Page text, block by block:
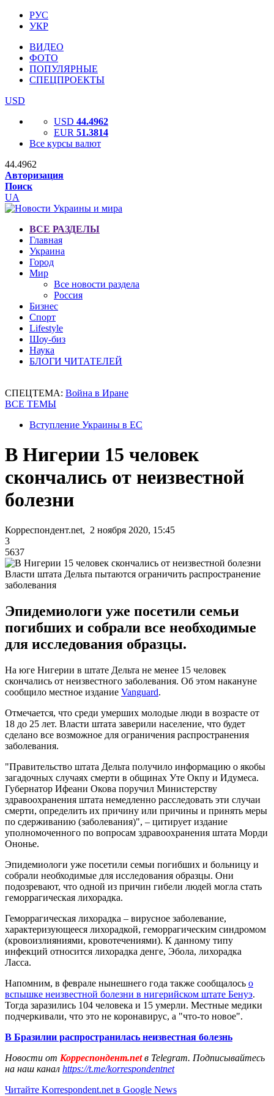
РУС
УКР
ВИДЕО
ФОТО
ПОПУЛЯРНЫЕ
СПЕЦПРОЕКТЫ
USD
USD 44.4962
EUR 51.3814
Все курсы валют
44.4962
Авторизация
Поиск
UA
ВСЕ РАЗДЕЛЫ
Главная
Украина
Город
Мир
Все новости раздела
Россия
Бизнес
Спорт
Lifestyle
Шоу-биз
Наука
БЛОГИ ЧИТАТЕЛЕЙ
СПЕЦТЕМА: Война в Иране
ВСЕ ТЕМЫ
Вступление Украины в ЕС
В Нигерии 15 человек
скончались от неизвестной
болезни
Корреспондент.net, 2 ноября 2020, 15:45
3
5637
Власти штата Дельта пытаются ограничить распространение
заболевания
Эпидемиологи уже посетили семьи
погибших и собрали все необходимые
для исследования образцы.
На юге Нигерии в штате Дельта не менее 15 человек
скончались от неизвестного заболевания. Об этом накануне
сообщило местное издание Vanguard.
Отмечается, что среди умерших молодые люди в возрасте от
18 до 25 лет. Власти штата заверили население, что будет
сделано все возможное для ограничения распространения
заболевания.
"Правительство штата Дельта получило информацию о якобы
загадочных случаях смерти в общинах Уте Окпу и Идумеса.
Губернатор Ифеани Окова поручил Министерству
здравоохранения штата немедленно расследовать эти случаи
смерти, определить их причину или причины и принять меры
по сдерживанию (заболевания)", – цитирует издание
уполномоченного по вопросам здравоохранения штата Морди
Ононье.
Эпидемиологи уже посетили семьи погибших и больницу и
собрали необходимые для исследования образцы. Они
подозревают, что одной из причин гибели людей могла стать
геморрагическая лихорадка.
Геморрагическая лихорадка – вирусное заболевание,
характеризующееся лихорадкой, геморрагическим синдромом
(кровоизлияниями, кровотечениями). К данному типу
инфекций относится лихорадка денге, Эбола, лихорадка
Ласса.
Напомним, в феврале нынешнего года также сообщалось о
вспышке неизвестной болезни в нигерийском штате Бенуэ.
Тогда заразились 104 человека и 15 умерли. Местные медики
подчеркивали, что это не коронавирус, а "что-то новое".
В Бразилии распространилась неизвестная болезнь
Новости от Корреспондент.netв Telegram. Подписывайтесь
на наш канал https://t.me/korrespondentnet
Читайте Korrespondent.net в Google News